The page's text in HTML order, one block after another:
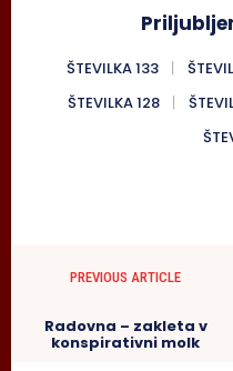
ŠTEVILKA 133
ŠTEVILKA 128
PREVIOUS ARTICLE
Radovna – zakleta v
konspirativni molk